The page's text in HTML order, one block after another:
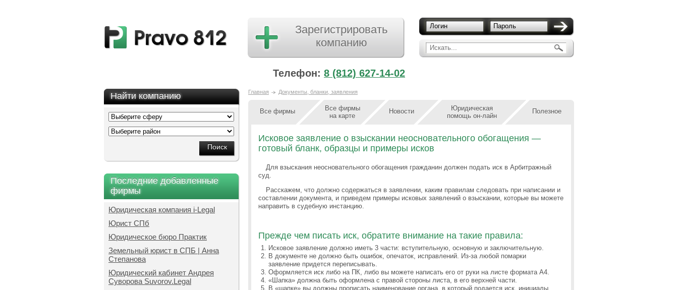
Искать...
Логин Пароль
Зарегистрировать
компанию
Телефон: 8 (812) 627-14-02
Найти компанию
Последние добавленные
фирмы
Юридическая компания i-Legal
Юрист СПб
Юридическое бюро Практик
Земельный юрист в СПБ | Анна
Степанова
Юридический кабинет Андрея
Суворова Suvorov.Legal
Главная Документы, бланки, заявления
Все фирмы
Все фирмы
на карте
Новости
Юридическая
помощь он-лайн
Полезное
Исковое заявление о взыскании неосновательного обогащения —
готовый бланк, образцы и примеры исков
Для взыскания неосновательного обогащения гражданин должен подать иск в Арбитражный
суд.
Расскажем, что должно содержаться в заявлении, каким правилам следовать при написании и
составлении документа, и приведем примеры исковых заявлений о взыскании, которые вы можете
направить в судебную инстанцию.
Прежде чем писать иск, обратите внимание на такие правила:
Исковое заявление должно иметь 3 части: вступительную, основную и заключительную.
В документе не должно быть ошибок, опечаток, исправлений. Из-за любой помарки
заявление придется переписывать.
Оформляется иск либо на ПК, либо вы можете написать его от руки на листе формата А4.
«Шапка» должна быть оформлена с правой стороны листа, в его верхней части.
В «шапке» вы должны прописать наименование органа, в который подается иск, инициалы